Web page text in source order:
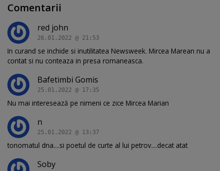
Comentarii
red john
26.01.2022 @ 21:53
In curand se inchide si inutilitatea Newsweek. Mircea Marean nu a
contat si nu conteaza in presa romaneasca.
Bafetimbi Gomis
25.01.2022 @ 17:35
Nu mai interesează pe nimeni ce zice Mircea Marian
n
25.01.2022 @ 13:37
tonomatul dna....si poetul de curte al lui petrov....decat atat
Soby